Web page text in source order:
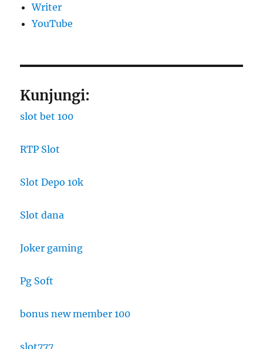
Writer
YouTube
Kunjungi:
slot bet 100
RTP Slot
Slot Depo 10k
Slot dana
Joker gaming
Pg Soft
bonus new member 100
slot777